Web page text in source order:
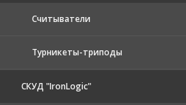
Считыватели
Турникеты-триподы
СКУД "IronLogic"